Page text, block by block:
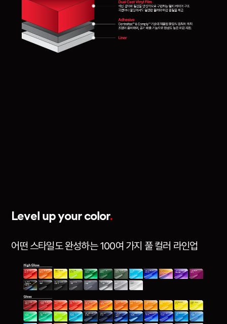
Level up your color.
어떤 스타일도 완성하는 100여 가지 풀 컬러 라인업